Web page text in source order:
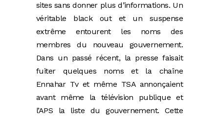
sites sans donner plus d’informations. Un
véritable black out et un suspense
extrême entourent les noms des
membres du nouveau gouvernement.
Dans un passé récent, la presse faisait
fuiter quelques noms et la chaîne
Ennahar Tv et même TSA annonçaient
avant même la télévision publique et
l’APS la liste du gouvernement. Cette